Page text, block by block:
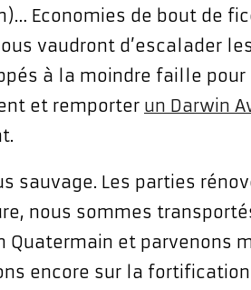
Economies de bout de
vaudront d’escalader
à la moindre faille pour
et remporter un Darwin
sauvage. Les parties
nous sommes
Quatermain et parvenons
encore sur la